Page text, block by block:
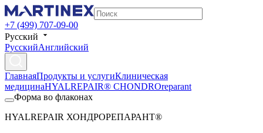
+7 (499) 707-09-00
Русский
РусскийАнглийский
ГлавнаяПродукты и услугиКлиническая
медицинаHYALREPAIR® CHONDROreparant
Форма во флаконах
HYALREPAIR ХОНДРОРЕПАРАНТ®